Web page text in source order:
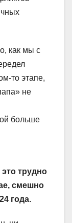
как мы с
то этапе,
не
больше
это трудно
смешно
года.